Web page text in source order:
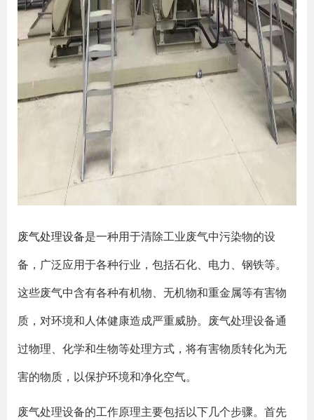
废气处理设备是一种用于清除工业废气中污染物的设
备，广泛应用于各种行业，包括石化、电力、钢铁等。
这些废气中含有各种有机物、无机物和重金属等有害物
质，对环境和人体健康造成严重威胁。废气处理设备通
过物理、化学和生物等处理方式，将有害物质转化为无
害的物质，以保护环境和净化空气。
废气处理设备的工作原理主要包括以下几个步骤。首先